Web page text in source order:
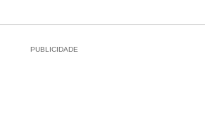
PUBLICIDADE